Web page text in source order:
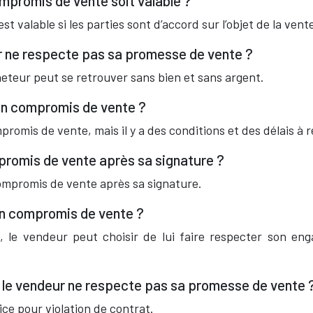
valable si les parties sont d’accord sur l’objet de la
ne respecte pas sa promesse de vente ?
peut se retrouver sans bien et sans argent.
compromis de vente ?
de vente, mais il y a des conditions et des délais à
de vente après sa signature ?
de vente après sa signature.
compromis de vente ?
le vendeur peut choisir de lui faire respecter son
vendeur ne respecte pas sa promesse de vente
pour violation de contrat.